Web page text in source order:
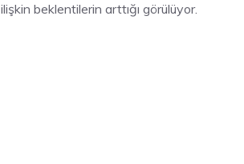
beklentilerin arttığı görülüyor.